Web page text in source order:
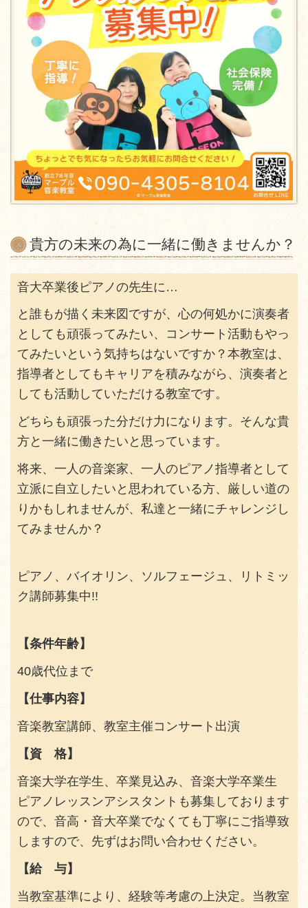
貴方の未来の為に一緒に働きませんか？
音大卒業後ピアノの先生に…
と誰もが描く未来図ですが、心の何処かに演奏者
としても頑張ってみたい、コンサート活動もやっ
てみたいという気持ちはないですか？本教室は、
指導者としてもキャリアを積みながら、演奏者と
しても活動していただける教室です。
どちらも頑張った分だけ力になります。そんな貴
方と一緒に働きたいと思っています。
将来、一人の音楽家、一人のピアノ指導者として
立派に自立したいと思われている方、厳しい道の
りかもしれませんが、私達と一緒にチャレンジし
てみませんか？
ピアノ、バイオリン、ソルフェージュ、リトミッ
ク講師募集中!!
【条件年齢】
40歳代位まで
【仕事内容】
音楽教室講師、教室主催コンサート出演
【資 格】
音楽大学在学生、卒業見込み、音楽大学卒業生
ピアノレッスンアシスタントも募集しております
ので、音高・音大卒業でなくても丁寧にご指導致
しますので、先ずはお問い合わせください。
【給 与】
当教室基準により、経験等考慮の上決定。当教室